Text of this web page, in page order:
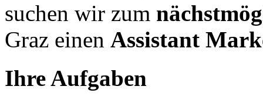
suchen wir zum
Graz einen Assistant
Ihre Aufgaben